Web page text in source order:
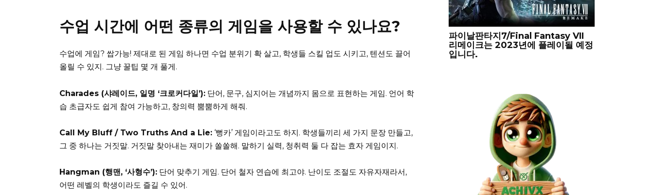
수업 시간에 어떤 종류의 게임을 사용할 수 있나요?
수업에 게임? 쌉가능! 제대로 된 게임 하나면 수업 분위기 확 살고, 학생들 스킬 업도 시키고, 텐션도 끌어
올릴 수 있지. 그냥 꿀팁 몇 개 풀게.
Charades (샤레이드, 일명 ‘크로커다일’): 단어, 문구, 심지어는 개념까지 몸으로 표현하는 게임. 언어 학
습 초급자도 쉽게 참여 가능하고, 창의력 뿜뿜하게 해줘.
Call My Bluff / Two Truths And a Lie: ‘뻥카’ 게임이라고도 하지. 학생들끼리 세 가지 문장 만들고,
그 중 하나는 거짓말. 거짓말 찾아내는 재미가 쏠쏠해. 말하기 실력, 청취력 둘 다 잡는 효자 게임이지.
Hangman (행맨, ‘사형수’): 단어 맞추기 게임. 단어 철자 연습에 최고야. 난이도 조절도 자유자재라서,
어떤 레벨의 학생이라도 즐길 수 있어.
파이날판타지7/Final Fantasy VII
리메이크는 2023년에 플레이될 예정
입니다.